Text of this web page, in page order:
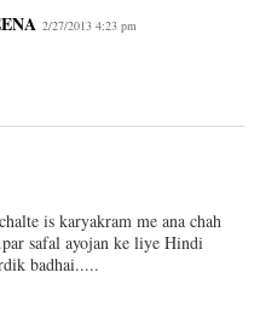
2/27/2013 4:23 pm
is karyakram me ana chah
safal ayojan ke liye Hindi
badhai.....